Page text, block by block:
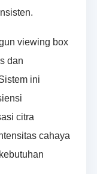
viewing box
dan
ini
citra
cahaya